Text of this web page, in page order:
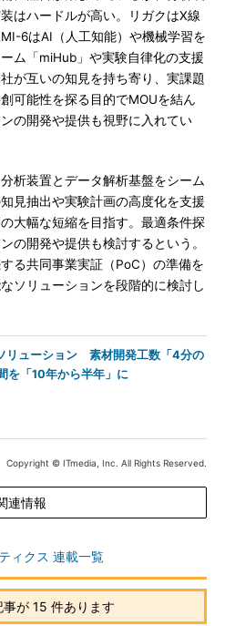
はハードルが高い。リガクはX線
6はAI（人工知能）や機械学習を
ム「miHub」や実験自律化の支援
が互いの知見を持ち寄り、実課題
可能性を探る目的でMOUを結ん
の開発や提供も視野に入れてい
析装置とデータ解析基盤をシーム
見抽出や実験計画の高度化を支援
大幅な短縮を目指す。最適条件探
の開発や提供も検討するという。
る共同事業実証（PoC）の準備を
ソリューションを段階的に検討し
リューション 素材開発工数「4分の
を「10年から半年」に
Copyright © ITmedia, Inc. All Rights Reserved.
連情報
ィクス 連載一覧
が 15 件あります